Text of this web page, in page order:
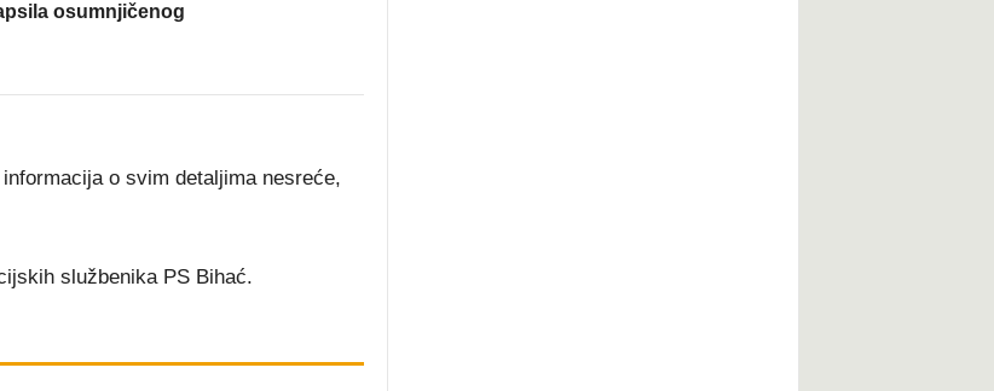
osumnjičenog
o svim detaljima nesreće,
službenika PS Bihać.